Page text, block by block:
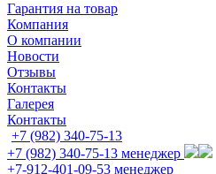
Гарантия на товар
Компания
О компании
Новости
Отзывы
Контакты
Галерея
Контакты
+7 (982) 340-75-13
+7 (982) 340-75-13 менеджер
+7-912-401-09-53 менеджер